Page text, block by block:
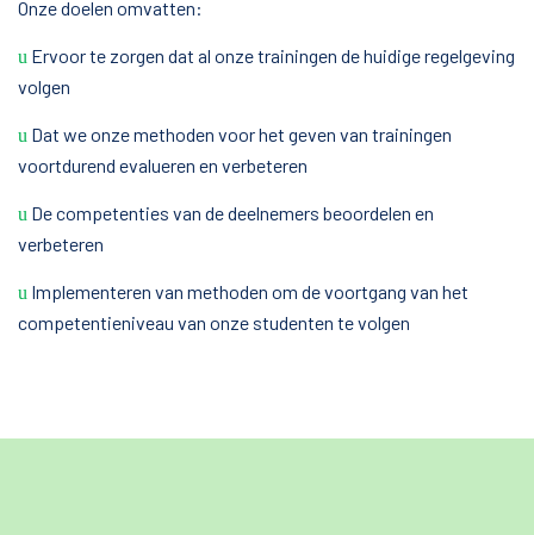
Onze doelen omvatten:
u Ervoor te zorgen dat al onze trainingen de huidige regelgeving
volgen
u Dat we onze methoden voor het geven van trainingen
voortdurend evalueren en verbeteren
u De competenties van de deelnemers beoordelen en
verbeteren
u Implementeren van methoden om de voortgang van het
competentieniveau van onze studenten te volgen